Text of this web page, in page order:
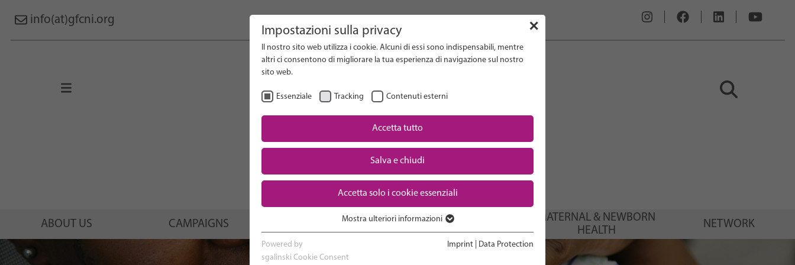
info(at)gfcni.org
Downloads
ABOUT US CAMPAIGNS RESEARCH ADVOCACY & POLICY
MATERNAL & NEWBORN
HEALTH
NETWORK
Search on Website
✕
Impostazioni sulla privacy
Il nostro sito web utilizza i cookie. Alcuni di essi sono indispensabili, mentre
altri ci consentono di migliorare la tua esperienza di navigazione sul nostro
sito web.
Essenziale Tracking Contenuti esterni
Accetta tutto
Salva e chiudi
Accetta solo i cookie essenziali
I cookie essenziali sono necessari per le funzioni di base del sito web. In
questo modo si garantisce il corretto funzionamento del sito web.
Mostra ulteriori informazioni
Powered by
sgalinski Cookie Consent
Imprint Data Protection